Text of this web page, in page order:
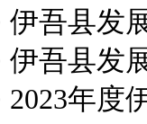
伊吾县发
伊吾县发
2023年度